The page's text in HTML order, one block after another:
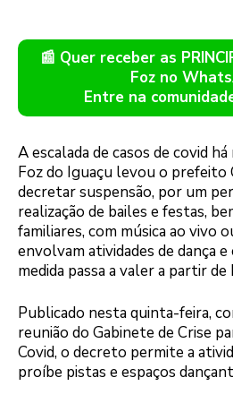
📰 Quer receber as
Foz no
Entre na
A escalada de casos de covid
Foz do Iguaçu levou o prefeito
decretar suspensão, por um
realização de bailes e festas,
familiares, com música ao vivo
envolvam atividades de dança
medida passa a valer a partir de
Publicado nesta quinta-feira,
reunião do Gabinete de Crise
Covid, o decreto permite a
proíbe pistas e espaços